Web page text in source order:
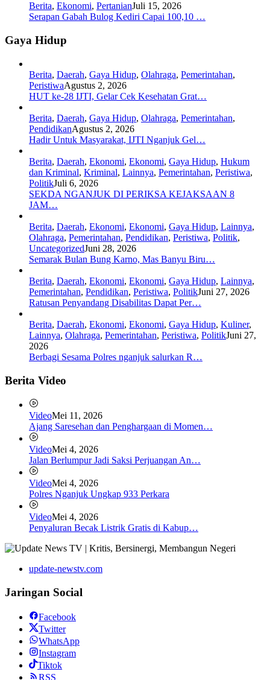
Berita, Ekonomi, PertanianJuli 15, 2026
Serapan Gabah Bulog Kediri Capai 100,10 …
Gaya Hidup
Berita, Daerah, Gaya Hidup, Olahraga, Pemerintahan,
PeristiwaAgustus 2, 2026
HUT ke-28 IJTI, Gelar Cek Kesehatan Grat…
Berita, Daerah, Gaya Hidup, Olahraga, Pemerintahan,
PendidikanAgustus 2, 2026
Hadir Untuk Masyarakat, IJTI Nganjuk Gel…
Berita, Daerah, Ekonomi, Ekonomi, Gaya Hidup, Hukum
dan Kriminal, Kriminal, Lainnya, Pemerintahan, Peristiwa,
PolitikJuli 6, 2026
SEKDA NGANJUK DI PERIKSA KEJAKSAAN 8
JAM…
Berita, Daerah, Ekonomi, Ekonomi, Gaya Hidup, Lainnya,
Olahraga, Pemerintahan, Pendidikan, Peristiwa, Politik,
UncategorizedJuni 28, 2026
Semarak Bulan Bung Karno, Mas Banyu Biru…
Berita, Daerah, Ekonomi, Ekonomi, Gaya Hidup, Lainnya,
Pemerintahan, Pendidikan, Peristiwa, PolitikJuni 27, 2026
Ratusan Penyandang Disabilitas Dapat Per…
Berita, Daerah, Ekonomi, Ekonomi, Gaya Hidup, Kuliner,
Lainnya, Olahraga, Pemerintahan, Peristiwa, PolitikJuni 27,
2026
Berbagi Sesama Polres nganjuk salurkan R…
Berita Video
VideoMei 11, 2026
Ajang Saresehan dan Penghargaan di Momen…
VideoMei 4, 2026
Jalan Berlumpur Jadi Saksi Perjuangan An…
VideoMei 4, 2026
Polres Nganjuk Ungkap 933 Perkara
VideoMei 4, 2026
Penyaluran Becak Listrik Gratis di Kabup…
update-newstv.com
Jaringan Social
Facebook
Twitter
WhatsApp
Instagram
Tiktok
RSS